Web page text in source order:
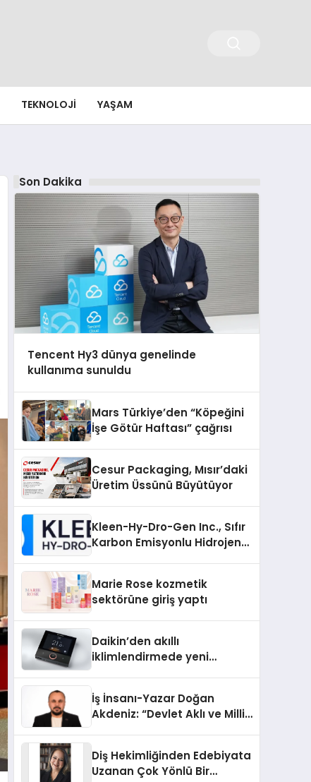
TEKNOLOJI YAŞAM
Son Dakika
Tencent Hy3 dünya genelinde
kullanıma sunuldu
Mars Türkiye’den “Köpeğini
İşe Götür Haftası” çağrısı
Cesur Packaging, Mısır’daki
Üretim Üssünü Büyütüyor
Kleen-Hy-Dro-Gen Inc., Sıfır
Karbon Emisyonlu Hidrojen
Aldı
Marie Rose kozmetik
sektörüne giriş yaptı
Daikin’den akıllı
iklimlendirmede yeni
İş İnsanı-Yazar Doğan
Akdeniz: “Devlet Aklı ve Milli
Diş Hekimliğinden Edebiyata
Uzanan Çok Yönlü Bir